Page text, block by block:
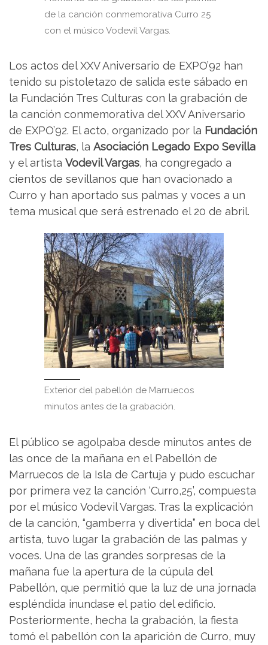
de la canción conmemorativa Curro 25
con el músico Vodevil Vargas.
Los actos del XXV Aniversario de EXPO’92 han
tenido su pistoletazo de salida este sábado en
la Fundación Tres Culturas con la grabación de
la canción conmemorativa del XXV Aniversario
de EXPO’92. El acto, organizado por la Fundación
Tres Culturas, la Asociación Legado Expo Sevilla
y el artista Vodevil Vargas, ha congregado a
cientos de sevillanos que han ovacionado a
Curro y han aportado sus palmas y voces a un
tema musical que será estrenado el 20 de abril.
Exterior del pabellón de Marruecos
minutos antes de la grabación.
El público se agolpaba desde minutos antes de
las once de la mañana en el Pabellón de
Marruecos de la Isla de Cartuja y pudo escuchar
por primera vez la canción ‘Curro,25’, compuesta
por el músico Vodevil Vargas. Tras la explicación
de la canción, “gamberra y divertida” en boca del
artista, tuvo lugar la grabación de las palmas y
voces. Una de las grandes sorpresas de la
mañana fue la apertura de la cúpula del
Pabellón, que permitió que la luz de una jornada
espléndida inundase el patio del edificio.
Posteriormente, hecha la grabación, la fiesta
tomó el pabellón con la aparición de Curro, muy